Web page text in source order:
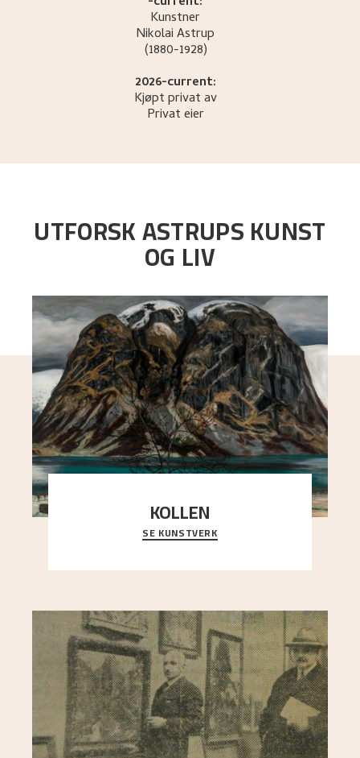
Kunstner
NikolaiAstrup
(1880-1928)
2026-current:
Kjøpt privat av
Privat eier
UTFORSK ASTRUPS KUNST
OG LIV
KOLLEN
Et ruvende fjell dominerer bildeflaten, og står i
sterk kontrast til det spinkle rognetreet ute
SE KUNSTVERK